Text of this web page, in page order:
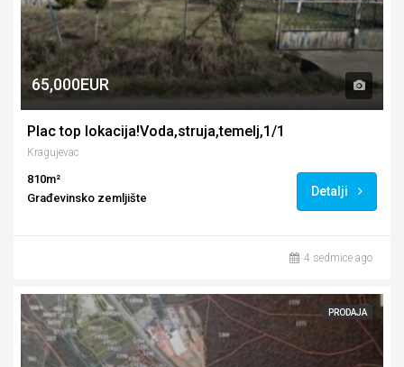
65,000EUR
Plac top lokacija!Voda,struja,temelj,1/1
Kragujevac
810m²
Građevinsko zemljište
Detalji
4 sedmice ago
PRODAJA